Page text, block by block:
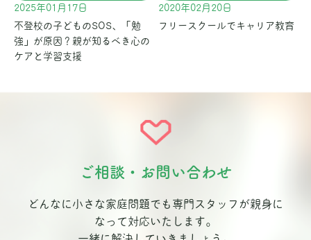
2025年01月17日
不登校の子どものSOS、「勉
強」が原因？親が知るべき心の
ケアと学習支援
2020年02月20日
フリースクールでキャリア教育
ご相談・お問い合わせ
どんなに小さな家庭問題でも専門スタッフが親身に
なって対応いたします。